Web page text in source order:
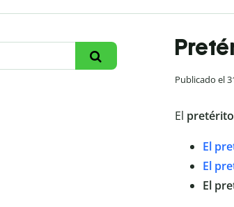
Publicado el
El
El
El
El